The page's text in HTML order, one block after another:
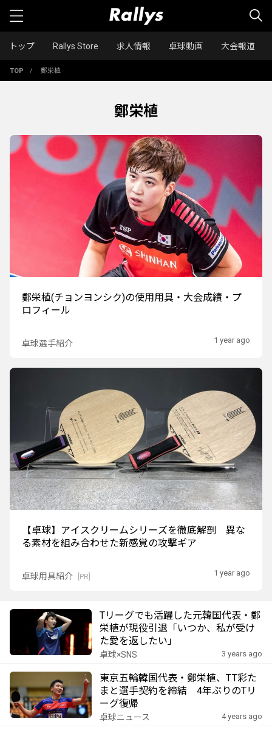
トップ Rallys Store 求人情報 卓球動画 大会報道
TOP / 鄭栄植
鄭栄植
鄭栄植(チョンヨンシク)の使用用具・大会成績・プ
ロフィール
卓球選手紹介 1 year ago
【卓球】アイスクリームシリーズを徹底解剖 異な
る素材を組み合わせた新感覚の攻撃ギア
卓球用具紹介 [PR] 1 year ago
Tリーグでも活躍した元韓国代表・鄭
栄植が現役引退「いつか、私が受け
た愛を返したい」
卓球×SNS 3 years ago
東京五輪韓国代表・鄭栄植、T.T彩た
まと選手契約を締結 4年ぶりのTリ
ーグ復帰
卓球ニュース 4 years ago